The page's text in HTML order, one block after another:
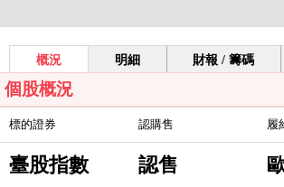
概況 明細 財報 / 籌碼
個股概況
標的證券 認購售 履
臺股指數 認售